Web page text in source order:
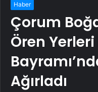
Haber
Çorum
Ören
Ağırladı